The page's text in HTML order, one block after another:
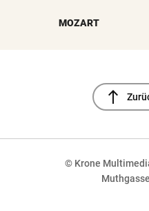
MOZART
north
© Krone